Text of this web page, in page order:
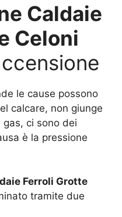
Caldaie
Celoni
le cause possono
calcare, non giunge
ci sono dei
è la pressione
Ferroli Grotte
tramite due